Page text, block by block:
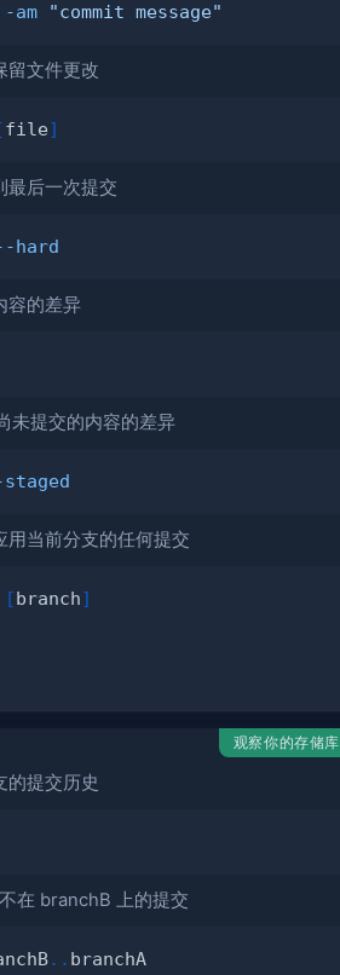
-am "commit message"
留文件更改
file]
最后一次提交
hard
容的差异
未提交的内容的差异
用当前分支的任何提交
[branch]
观察你的存储库
的提交历史
在 branchB 上的提交
..